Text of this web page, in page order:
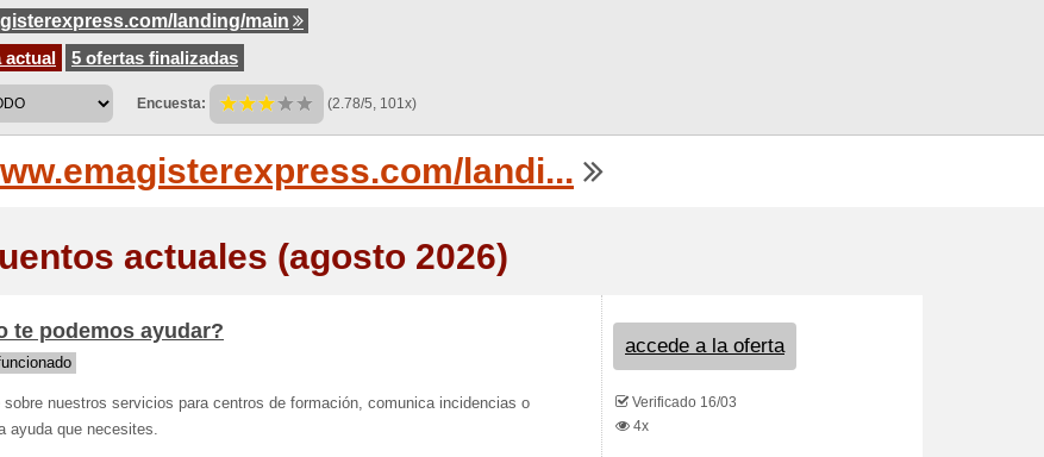
landing/main
actual
5 ofertas finalizadas
Encuesta: (2.78/5, 101x)
landi...
actuales (agosto 2026)
te podemos ayudar?
sobre nuestros servicios para centros de formación, comunica incidencias o
ayuda que necesites.
accede a la oferta
Verificado 16/03
4x